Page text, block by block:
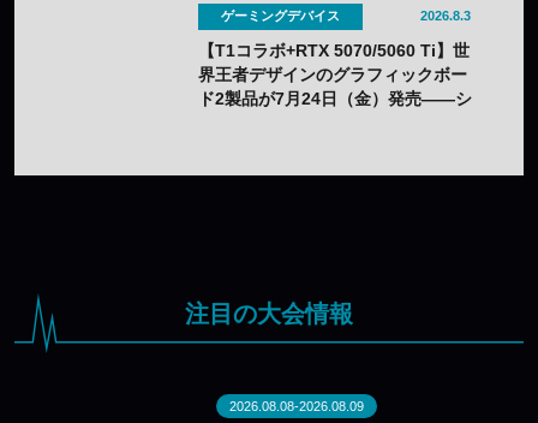
ゲーミングデバイス 2026.8.3
【T1コラボ+RTX 5070/5060 Ti】世
界王者デザインのグラフィックボー
ド2製品が7月24日（金）発売——シ
注目の大会情報
2026.08.08-2026.08.09